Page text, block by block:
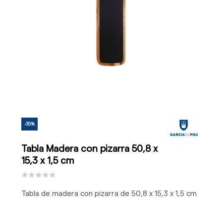
-35%
Tabla Madera con pizarra 50,8 x
15,3 x 1,5 cm
Tabla de madera con pizarra de 50,8 x 15,3 x 1,5 cm